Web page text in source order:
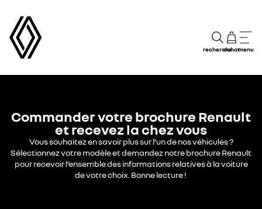
rechercheachatmenu
Commander votre brochure Renault
et recevez la chez vous
Vous souhaitez en savoir plus sur l’un de nos véhicules ?
Sélectionnez votre modèle et demandez notre brochure Renault
pour recevoir l’ensemble des informations relatives à la voiture
de votre choix. Bonne lecture !